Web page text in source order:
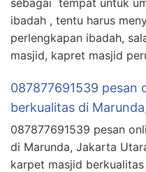
ibadah , tentu harus
perlengkapan ibadah,
masjid, kapret masjid
087877691539 pesan
berkualitas di
087877691539 pesan
di Marunda, Jakarta
karpet masjid